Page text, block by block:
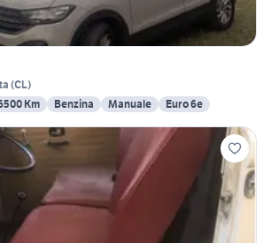
(CL)
Km Benzina Manuale Euro 6e